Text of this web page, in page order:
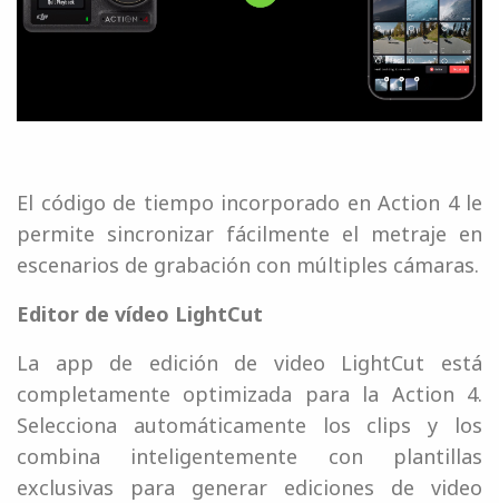
El código de tiempo incorporado en Action 4 le
permite sincronizar fácilmente el metraje en
escenarios de grabación con múltiples cámaras.
Editor de vídeo LightCut
La app de edición de video LightCut está
completamente optimizada para la Action 4.
Selecciona automáticamente los clips y los
combina inteligentemente con plantillas
exclusivas para generar ediciones de video